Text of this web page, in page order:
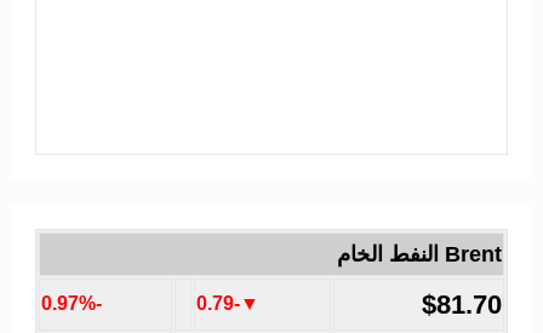
Brent النفط الخام
$81.70
▼-0.79
-0.97%